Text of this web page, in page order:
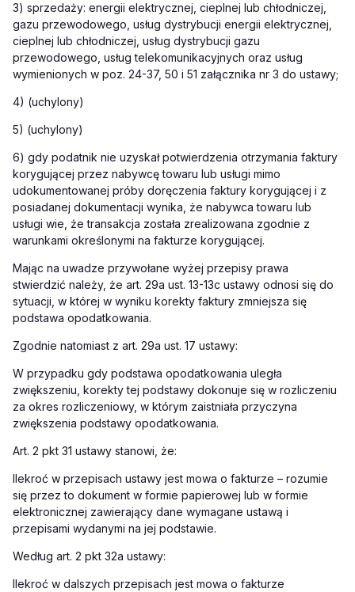
3) sprzedaży: energii elektrycznej, cieplnej lub chłodniczej,
gazu przewodowego, usług dystrybucji energii elektrycznej,
cieplnej lub chłodniczej, usług dystrybucji gazu
przewodowego, usług telekomunikacyjnych oraz usług
wymienionych w poz. 24-37, 50 i 51 załącznika nr 3 do ustawy;
4) (uchylony)
5) (uchylony)
6) gdy podatnik nie uzyskał potwierdzenia otrzymania faktury
korygującej przez nabywcę towaru lub usługi mimo
udokumentowanej próby doręczenia faktury korygującej i z
posiadanej dokumentacji wynika, że nabywca towaru lub
usługi wie, że transakcja została zrealizowana zgodnie z
warunkami określonymi na fakturze korygującej.
Mając na uwadze przywołane wyżej przepisy prawa
stwierdzić należy, że art. 29a ust. 13-13c ustawy odnosi się do
sytuacji, w której w wyniku korekty faktury zmniejsza się
podstawa opodatkowania.
Zgodnie natomiast z art. 29a ust. 17 ustawy:
W przypadku gdy podstawa opodatkowania uległa
zwiększeniu, korekty tej podstawy dokonuje się w rozliczeniu
za okres rozliczeniowy, w którym zaistniała przyczyna
zwiększenia podstawy opodatkowania.
Art. 2 pkt 31 ustawy stanowi, że:
Ilekroć w przepisach ustawy jest mowa o fakturze – rozumie
się przez to dokument w formie papierowej lub w formie
elektronicznej zawierający dane wymagane ustawą i
przepisami wydanymi na jej podstawie.
Według art. 2 pkt 32a ustawy:
Ilekroć w dalszych przepisach jest mowa o fakturze